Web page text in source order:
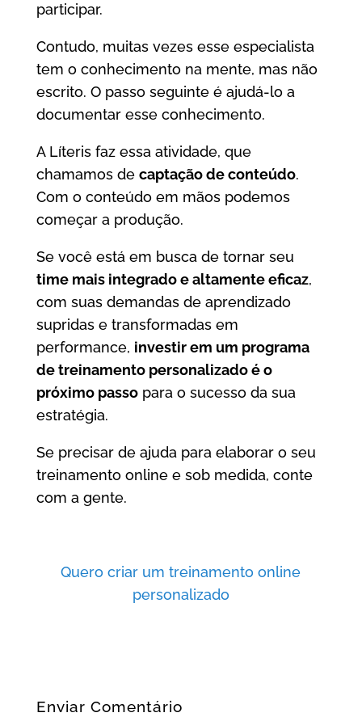
participar.
Contudo, muitas vezes esse especialista
tem o conhecimento na mente, mas não
escrito. O passo seguinte é ajudá-lo a
documentar esse conhecimento.
A Líteris faz essa atividade, que
chamamos de captação de conteúdo.
Com o conteúdo em mãos podemos
começar a produção.
Se você está em busca de tornar seu
time mais integrado e altamente eficaz,
com suas demandas de aprendizado
supridas e transformadas em
performance, investir em um programa
de treinamento personalizado é o
próximo passopara o sucesso da sua
estratégia.
Se precisar de ajuda para elaborar o seu
treinamento online e sob medida, conte
com a gente.
Quero criar um treinamento online
personalizado
Enviar Comentário